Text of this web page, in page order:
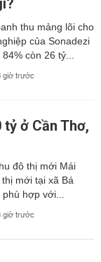
thu mảng lõi cho
của Sonadezi
còn 26 tỷ...
giờ trước
ở Cần Thơ,
đô thị mới Mái
mới tại xã Bá
hợp với...
giờ trước